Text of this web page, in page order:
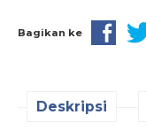
Bagikan ke
Deskripsi